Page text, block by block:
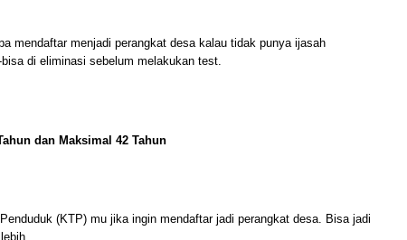
mendaftar menjadi perangkat desa kalau tidak punya ijasah
di eliminasi sebelum melakukan test.
dan Maksimal 42 Tahun
(KTP) mu jika ingin mendaftar jadi perangkat desa. Bisa jadi